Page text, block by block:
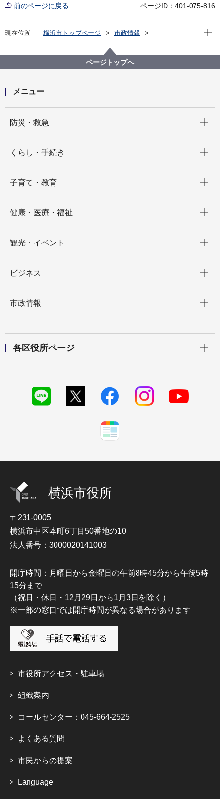
前のページに戻る ページID：401-075-816
現在位置 横浜市トップページ
市政情報
にぎわいスポーツ文化局
【２週連続開催】日曜日は親子でスポーツin市役所ア
トリウムを開催します！
現在
ページトップへ
メニュー
防災・救急
くらし・手続き
子育て・教育
健康・医療・福祉
観光・イベント
ビジネス
市政情報
各区役所ページ
横浜市役所
〒231-0005
横浜市中区本町6丁目50番地の10
法人番号：3000020141003
開庁時間：月曜日から金曜日の午前8時45分から午後5時
15分まで
（祝日・休日・12月29日から1月3日を除く）
※一部の窓口では開庁時間が異なる場合があります
市役所アクセス・駐車場
組織案内
コールセンター：045-664-2525
よくある質問
市民からの提案
Language